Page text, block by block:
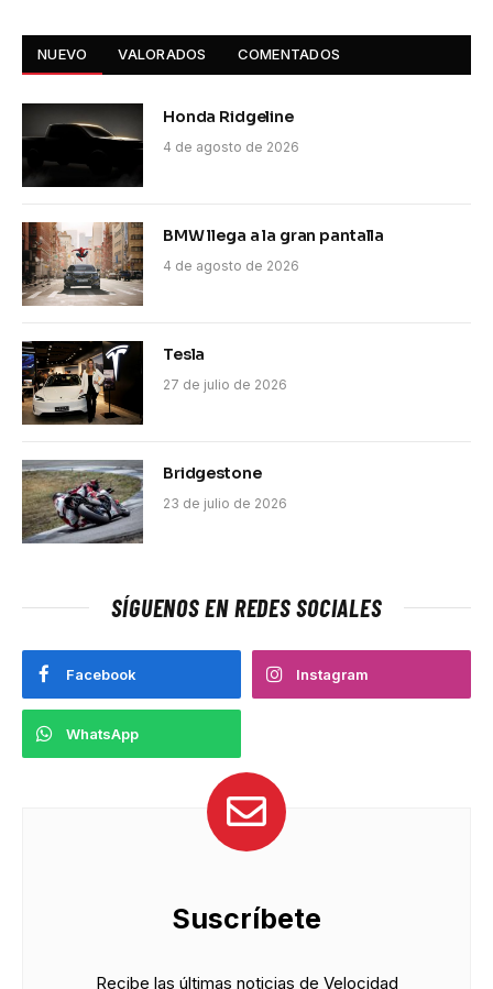
NUEVO VALORADOS COMENTADOS
Honda Ridgeline
4 de agosto de 2026
BMW llega a la gran pantalla
4 de agosto de 2026
Tesla
27 de julio de 2026
Bridgestone
23 de julio de 2026
SÍGUENOS EN REDES SOCIALES
Facebook Instagram
WhatsApp
Suscríbete
Recibe las últimas noticias de Velocidad